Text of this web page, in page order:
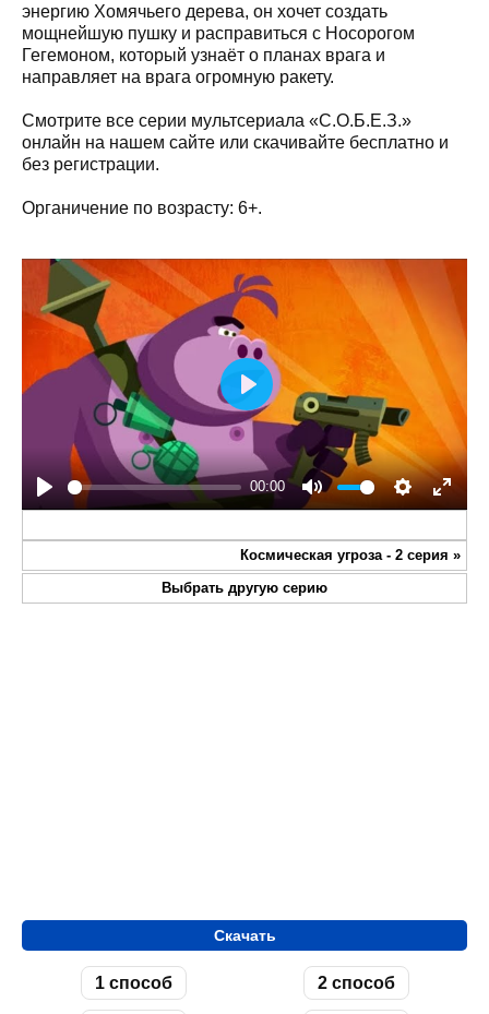
энергию Хомячьего дерева, он хочет создать
мощнейшую пушку и расправиться с Носорогом
Гегемоном, который узнаёт о планах врага и
направляет на врага огромную ракету.
Смотрите все серии мультсериала «С.О.Б.Е.З.»
онлайн на нашем сайте или скачивайте бесплатно и
без регистрации.
Органичение по возрасту: 6+.
Play
00:00
Mute Settings
Enter
Play
Космическая угроза - 2 серия »
Выбрать другую серию
Скачать
1 способ 2 способ